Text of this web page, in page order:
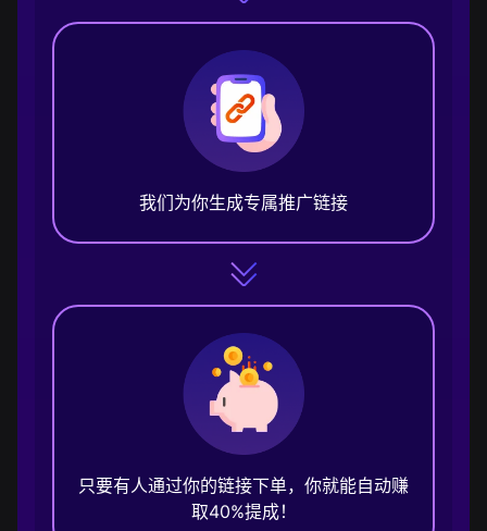
我们为你生成专属推广链接
只要有人通过你的链接下单，你就能自动赚
取40%提成！